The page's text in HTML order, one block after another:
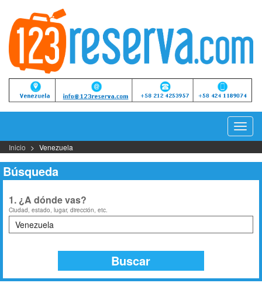
Inicio Venezuela
Búsqueda
1. ¿A dónde vas?
Ciudad, estado, lugar, dirección, etc.
Buscar